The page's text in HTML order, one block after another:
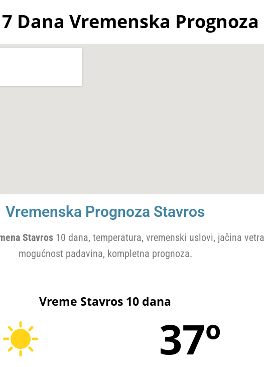
Dana Vremenska Prognoza
Vremenska Prognoza Stavros
Stavros10 dana, temperatura, vremenski uslovi, jačina
mogućnost padavina, kompletna prognoza.
Vreme Stavros 10 dana
37º